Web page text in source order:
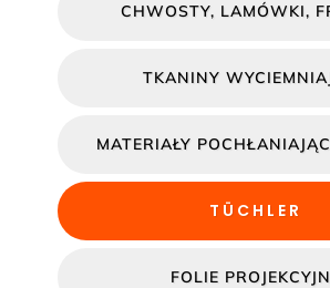
CHWOSTY, LAMÓWKI,
TKANINY
MATERIAŁY
TÜCHLER
FOLIE